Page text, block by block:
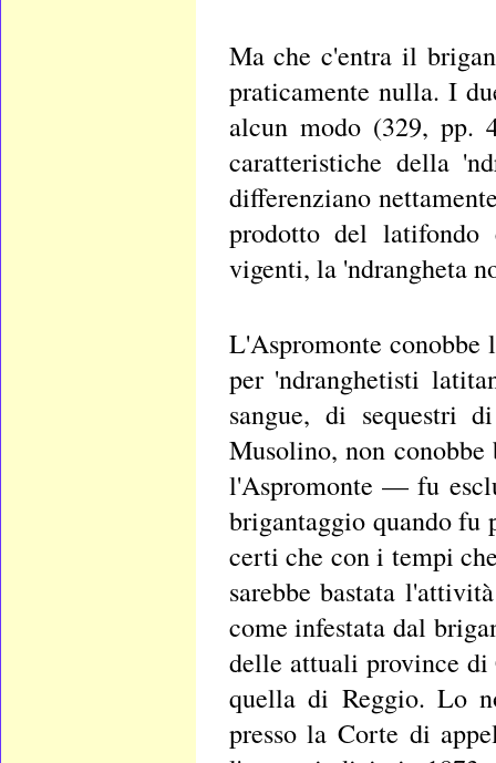
Ma che c'entra il
praticamente nulla. I
alcun modo (329, pp.
caratteristiche della
differenziano
prodotto del
vigenti, la 'ndrangheta
L'Aspromonte conobbe
per 'ndranghetisti
sangue, di sequestri
Musolino, non
l'Aspromonte — fu
brigantaggio quando fu
certi che con i tempi
sarebbe bastata
come infestata dal
delle attuali province
quella di Reggio. Lo
presso la Corte di